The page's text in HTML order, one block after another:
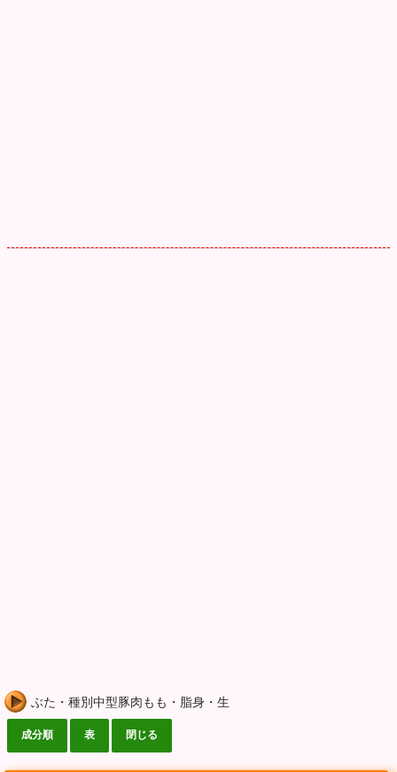
ぶた・種別中型豚肉もも・脂身・生